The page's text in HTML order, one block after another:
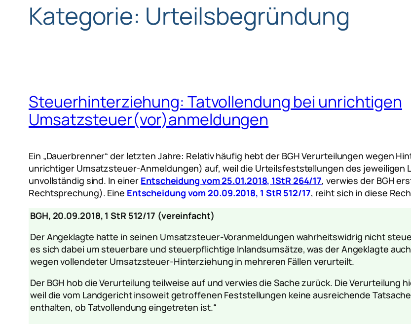
Kategorie: Urteilsbegründung
Steuerhinterziehung: Tatvollendung bei unrichtigen
Umsatzsteuer(vor)anmeldungen
Ein „Dauerbrenner“ der letzten Jahre: Relativ häufig hebt der BGH Verurteilungen wegen
unrichtiger Umsatzsteuer-Anmeldungen) auf, weil die Urteilsfeststellungen des jeweiligen
unvollständig sind. In einer Entscheidung vom 25.01.2018, 1StR 264/17, verwies der BGH
Rechtsprechung). Eine Entscheidung vom 20.09.2018, 1 StR 512/17, reiht sich in diese
BGH, 20.09.2018, 1 StR 512/17 (vereinfacht)
Der Angeklagte hatte in seinen Umsatzsteuer-Voranmeldungen wahrheitswidrig nicht
es sich dabei um steuerbare und steuerpflichtige Inlandsumsätze, was der Angeklagte
wegen vollendeter Umsatzsteuer-Hinterziehung in mehreren Fällen verurteilt.
Der BGH hob die Verurteilung teilweise auf und verwies die Sache zurück. Die Verurteilung
weil die vom Landgericht insoweit getroffenen Feststellungen keine ausreichende
enthalten, ob Tatvollendung eingetreten ist.“